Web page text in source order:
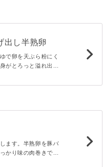
出し半熟卵
で卵を天ぷら粉にく
がとろっと溢れ出
ます。半熟卵を豚バ
かり味の肉巻きで、